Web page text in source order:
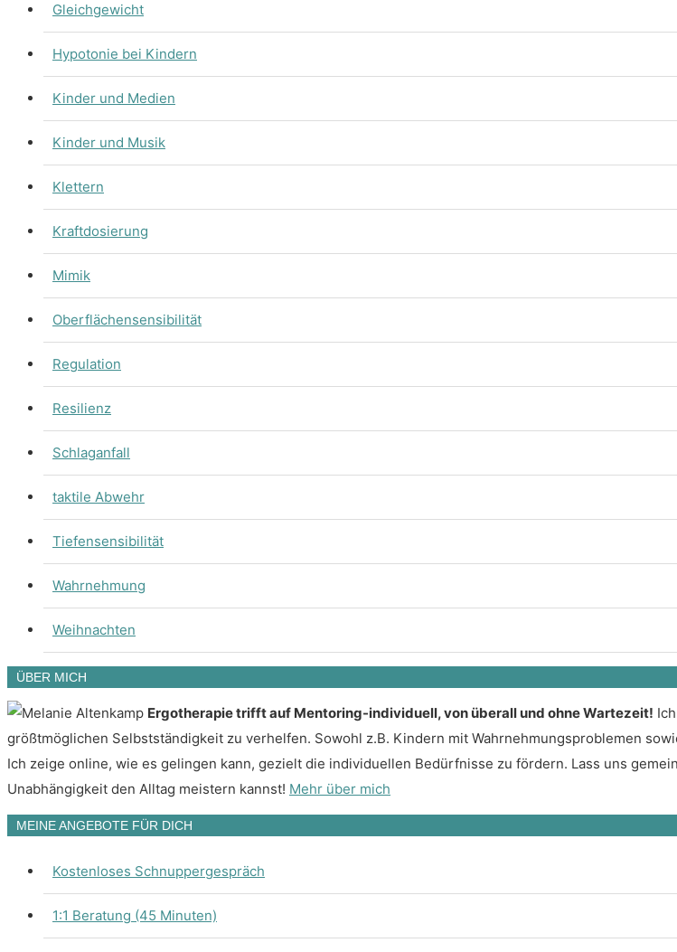
Gleichgewicht
Hypotonie bei Kindern
Kinder und Medien
Kinder und Musik
Klettern
Kraftdosierung
Mimik
Oberflächensensibilität
Regulation
Resilienz
Schlaganfall
taktile Abwehr
Tiefensensibilität
Wahrnehmung
Weihnachten
ÜBER MICH
Ergotherapie trifft auf Mentoring-individuell, von überall und ohne Wartezeit!
größtmöglichen Selbstständigkeit zu verhelfen. Sowohl z.B. Kindern mit Wahrnehmungsproblemen
Ich zeige online, wie es gelingen kann, gezielt die individuellen Bedürfnisse zu fördern. Lass uns
Unabhängigkeit den Alltag meistern kannst! Mehr über mich
MEINE ANGEBOTE FÜR DICH
Kostenloses Schnuppergespräch
1:1 Beratung (45 Minuten)